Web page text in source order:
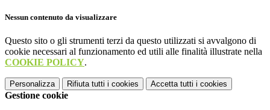
Nessun contenuto da visualizzare
Questo sito o gli strumenti terzi da questo utilizzati si avvalgono di
cookie necessari al funzionamento ed utili alle finalità illustrate nella
COOKIE POLICY.
Personalizza Rifiuta tutti i cookies Accetta tutti i cookies
Gestione cookie